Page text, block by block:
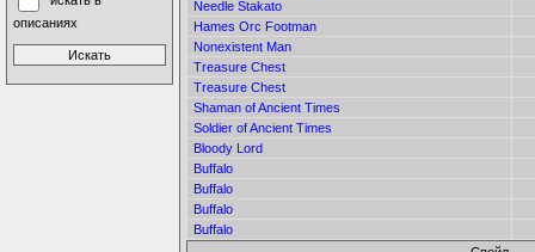
описаниях
Needle Stakato
Hames Orc Footman
Nonexistent Man
Treasure Chest
Treasure Chest
Shaman of Ancient Times
Soldier of Ancient Times
Bloody Lord
Buffalo
Buffalo
Buffalo
Buffalo